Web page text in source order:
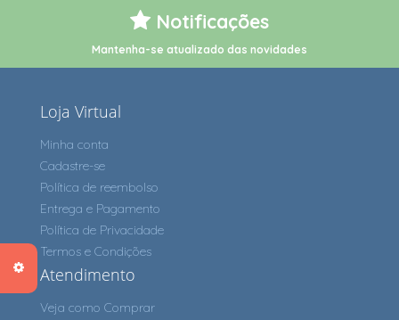
Notificações
Mantenha-se atualizado das novidades
Loja Virtual
Minha conta
Cadastre-se
Política de reembolso
Entrega e Pagamento
Política de Privacidade
Termos e Condições
Atendimento
Veja como Comprar